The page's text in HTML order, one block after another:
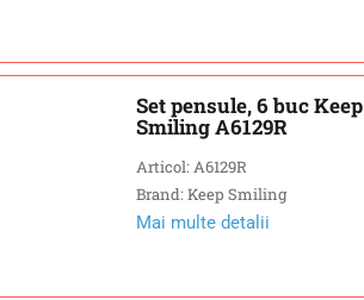
Set pensule, 6 buc Keep
Smiling A6129R
Articol: A6129R
Brand: Keep Smiling
Mai multe detalii